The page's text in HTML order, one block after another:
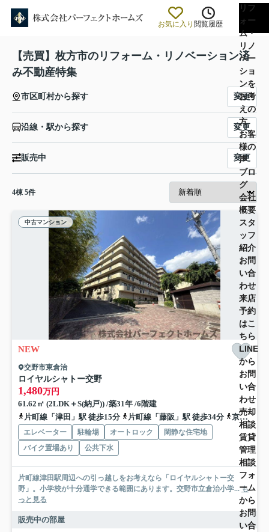
お気に入り 閲覧履歴
リフ
ォー
ム・
リノ
ベー
ショ
ンを
お考
えの
方
お客
様の
声
ブロ
グ
会社
概要
スタ
ッフ
紹介
お問
い合
わせ
来店
予約
はこ
ちら
LINE
から
お問
い合
わせ
売却
相談
賃貸
管理
相談
フォ
ーム
から
お問
い合
【売買】枚方市のリフォーム・リノベーション済
み不動産特集
市区町村から探す 変更
沿線・駅から探す 変更
販売中 変更
4棟 5件
中古マンション
NEW
交野市東倉治
ロイヤルシャトー交野
1,480万円
61.62㎡ (2LDK＋S(納戸)) /築31年 /6階建
片町線「津田」駅 徒歩15分
片町線「藤阪」駅 徒歩34分 京阪交野線「交野市」駅 徒歩40分
エレベーター 駐輪場 オートロック
閑静な住宅地
バイク置場あり
公共下水
片町線津田駅周辺への引っ越しをお考えなら「ロイヤルシャトー交
野」。小学校が十分通学できる範囲にあります。交野市立倉治小学...も
っと見る
販売中の部屋